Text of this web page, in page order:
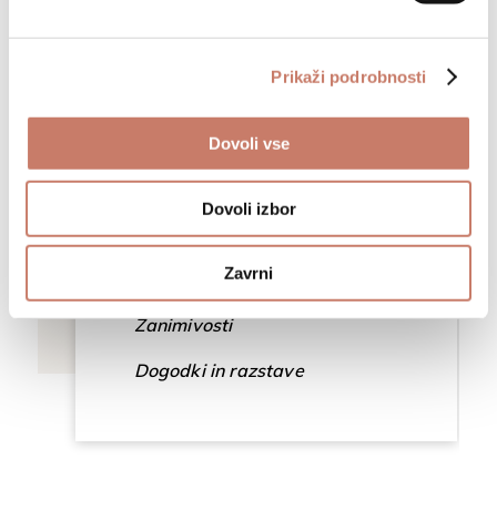
Prikaži podrobnosti
Dovoli vse
Dovoli izbor
Zavrni
Aktualno dogajanje
Zanimivosti
Dogodki in razstave